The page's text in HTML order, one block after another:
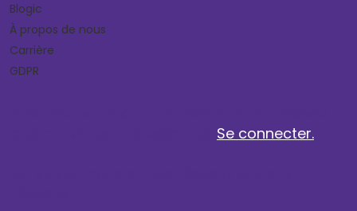
Blogic
À propos de nous
Carrière
GDPR
Se connecter.